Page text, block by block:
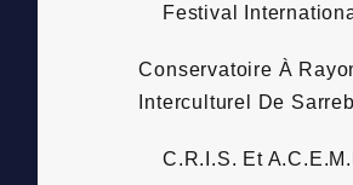
Festival
Conservatoire À
Interculturel De
C.R.I.S. Et